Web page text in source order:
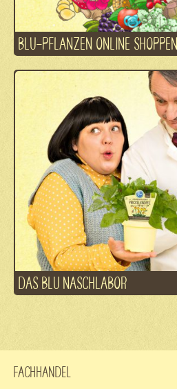
BLU-PFLANZEN ONLINE SHOPPEN
DAS BLU NASCHLABOR
Fachhandel